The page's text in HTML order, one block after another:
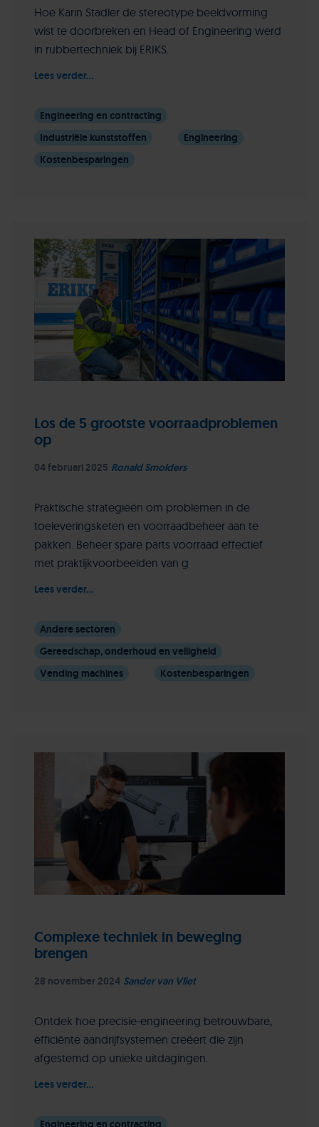
Hoe Karin Stadler de stereotype beeldvorming
wist te doorbreken en Head of Engineering werd
in rubbertechniek bij ERIKS.
Lees verder...
Engineering en contracting
Industriële kunststoffen
Engineering
Kostenbesparingen
Los de 5 grootste voorraadproblemen
op
04 februari 2025 Ronald Smolders
Praktische strategieën om problemen in de
toeleveringsketen en voorraadbeheer aan te
pakken. Beheer spare parts voorraad effectief
met praktijkvoorbeelden van g
Lees verder...
Andere sectoren
Gereedschap, onderhoud en veiligheid
Vending machines
Kostenbesparingen
Complexe techniek in beweging
brengen
28 november 2024 Sander van Vliet
Ontdek hoe precisie-engineering betrouwbare,
efficiënte aandrijfsystemen creëert die zijn
afgestemd op unieke uitdagingen.
Lees verder...
Engineering en contracting